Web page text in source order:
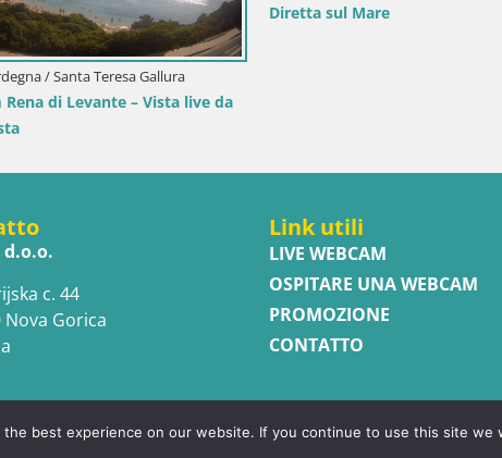
montana / Ika
porto Ika – Vista LIVE sul porto
Opatija
d.o.o.
c. 44
Nova Gorica
Link utili
LIVE WEBCAM
OSPITARE UNA WEBCAM
PROMOZIONE
CONTATTO
best experience on our website. If you continue to use this site we